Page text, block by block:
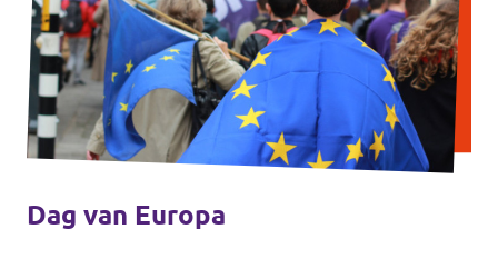
Dag van Europa